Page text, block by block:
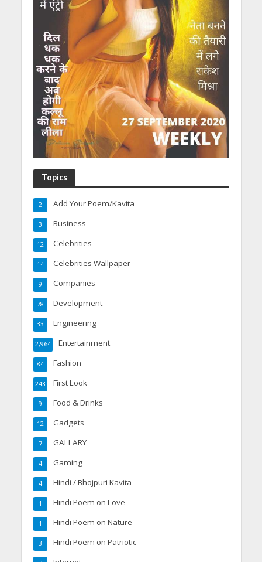
Topics
Add Your Poem/Kavita
2
Business
3
Celebrities
12
Celebrities Wallpaper
14
Companies
9
Development
78
Engineering
33
Entertainment
2,964
Fashion
84
First Look
243
Food & Drinks
9
Gadgets
12
GALLARY
7
Gaming
4
Hindi / Bhojpuri Kavita
4
Hindi Poem on Love
1
Hindi Poem on Nature
1
Hindi Poem on Patriotic
3